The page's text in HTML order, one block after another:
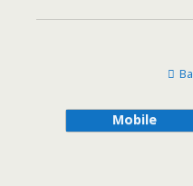
Mobile